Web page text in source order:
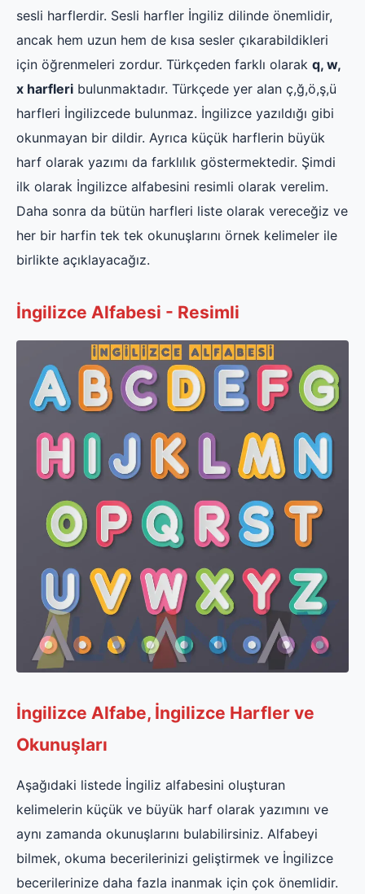
sesli harflerdir. Sesli harfler İngiliz dilinde önemlidir,
ancak hem uzun hem de kısa sesler çıkarabildikleri
için öğrenmeleri zordur. Türkçeden farklı olarak q, w,
x harfleri bulunmaktadır. Türkçede yer alan ç,ğ,ö,ş,ü
harfleri İngilizcede bulunmaz. İngilizce yazıldığı gibi
okunmayan bir dildir. Ayrıca küçük harflerin büyük
harf olarak yazımı da farklılık göstermektedir. Şimdi
ilk olarak İngilizce alfabesini resimli olarak verelim.
Daha sonra da bütün harfleri liste olarak vereceğiz ve
her bir harfin tek tek okunuşlarını örnek kelimeler ile
birlikte açıklayacağız.
İngilizce Alfabesi - Resimli
İngilizce Alfabe, İngilizce Harfler ve
Okunuşları
Aşağıdaki listede İngiliz alfabesini oluşturan
kelimelerin küçük ve büyük harf olarak yazımını ve
aynı zamanda okunuşlarını bulabilirsiniz. Alfabeyi
bilmek, okuma becerilerinizi geliştirmek ve İngilizce
becerilerinize daha fazla inanmak için çok önemlidir.